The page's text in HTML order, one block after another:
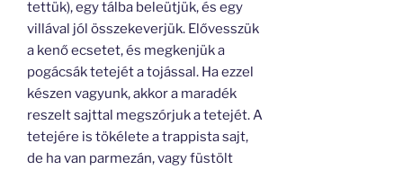
tettük), egy tálba beleütjük, és egy
villával jól összekeverjük. Elővesszük
a kenő ecsetet, és megkenjük a
pogácsák tetejét a tojással. Ha ezzel
készen vagyunk, akkor a maradék
reszelt sajttal megszórjuk a tetejét. A
tetejére is tökélete a trappista sajt,
de ha van parmezán, vagy füstölt